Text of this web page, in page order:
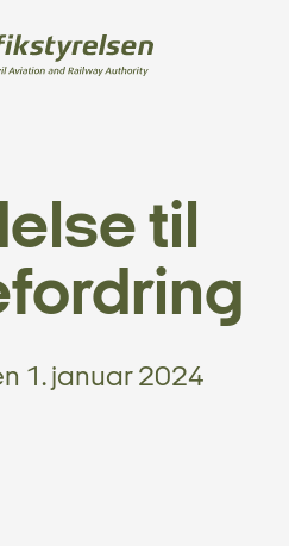
til
1. januar 2024